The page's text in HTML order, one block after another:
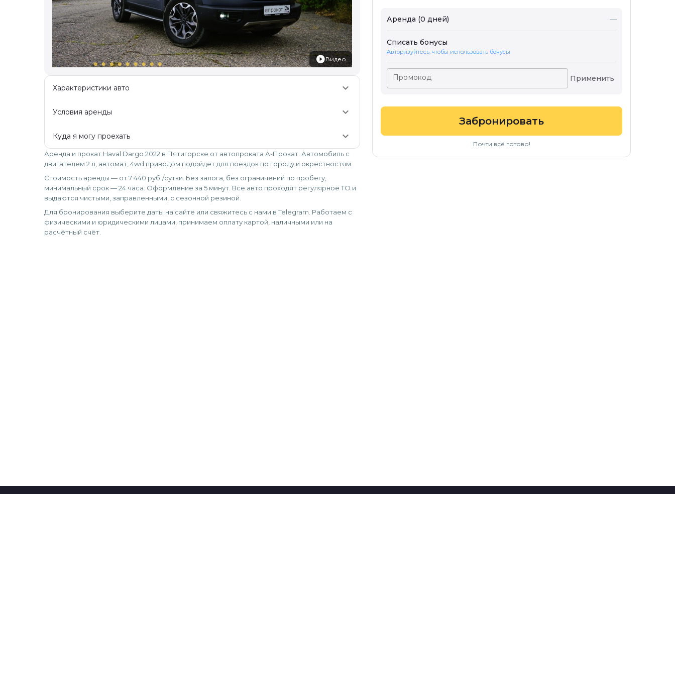
lens lens lens lens lens lens lens lens lens
Видео
Характеристики авто keyboard_arrow_down
Условия аренды keyboard_arrow_down
Куда я могу проехать keyboard_arrow_down
Аренда и прокат Haval Dargo 2022 в Пятигорске от автопроката А-Прокат. Автомобиль с
двигателем 2 л, автомат, 4wd приводом подойдёт для поездок по городу и окрестностям.
Стоимость аренды — от 7 440 руб./сутки. Без залога, без ограничений по пробегу,
минимальный срок — 24 часа. Оформление за 5 минут. Все авто проходят регулярное ТО и
выдаются чистыми, заправленными, с сезонной резиной.
Для бронирования выберите даты на сайте или свяжитесь с нами в Telegram. Работаем с
физическими и юридическими лицами, принимаем оплату картой, наличными или на
расчётный счёт.
Аренда (0 дней) —
Списать бонусы
Авторизуйтесь, чтобы использовать бонусы
Промокод Применить
Забронировать
Почти всё готово!